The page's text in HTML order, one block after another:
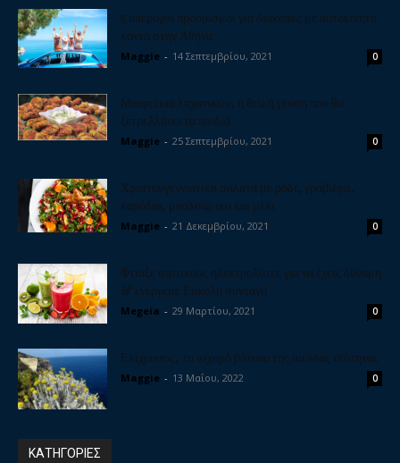
5 υπέροχοι προορισμοί για διακοπές με αυτοκίνητο
κοντά στην Αθήνα
Maggie - 14 Σεπτεμβρίου, 2021 0
Μπιφτέκια λαχανικών, η θεϊκή γεύση που θα
ξετρελλάνει τα παιδιά
Maggie - 25 Σεπτεμβρίου, 2021 0
Χριστουγεννιάτικη σαλάτα με ρόδι, γραβιέρα,
καρύδια, μπαλσάμικο και μέλι
Maggie - 21 Δεκεμβρίου, 2021 0
Φτιάξε σπιτικούς ηλεκτρολύτες για να έχεις δύναμη
& ενέργεια. Εύκολη συνταγή
Megeia - 29 Μαρτίου, 2021 0
Ελίχρυσος, το ισχυρό βότανο της αιώνιας νεότητας
Maggie - 13 Μαΐου, 2022 0
ΚΑΤΗΓΟΡΙΕΣ